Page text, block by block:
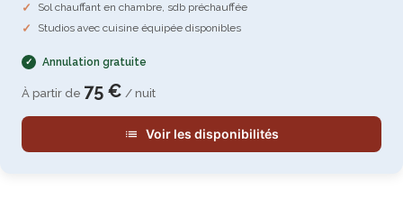
Sol chauffant en chambre, sdb préchauffée
Studios avec cuisine équipée disponibles
Annulation gratuite
À partir de 75 € / nuit
Voir les disponibilités